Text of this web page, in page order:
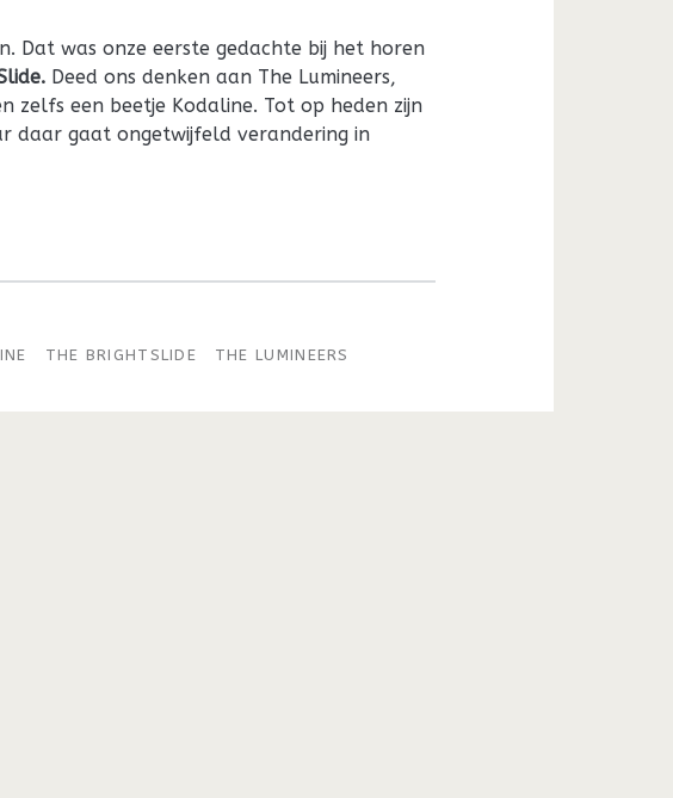
Dat was onze eerste gedachte bij het horen
Deed ons denken aan The Lumineers,
zelfs een beetje Kodaline. Tot op heden zijn
daar gaat ongetwijfeld verandering in
THE BRIGHTSLIDE THE LUMINEERS